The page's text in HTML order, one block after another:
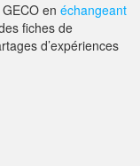
CONTACTER
en échangeant
fiches de
d’expériences